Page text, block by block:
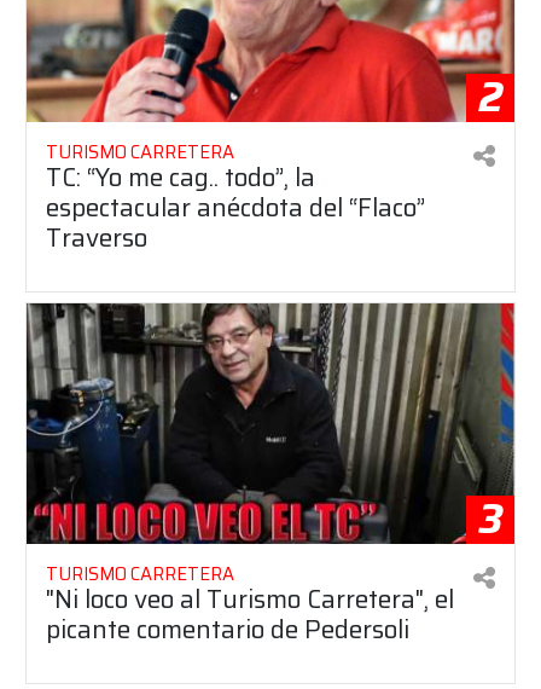
2
TURISMO CARRETERA
TC: “Yo me cag.. todo”, la
espectacular anécdota del “Flaco”
Traverso
3
TURISMO CARRETERA
"Ni loco veo al Turismo Carretera", el
picante comentario de Pedersoli